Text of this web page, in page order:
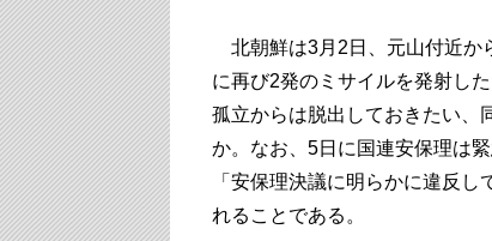
北朝鮮は3月2日、元山付近か
に再び2発のミサイルを発射し
孤立からは脱出しておきたい、
か。なお、5日に国連安保理は
「安保理決議に明らかに違反
れることである。